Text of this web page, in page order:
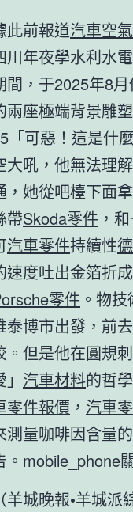
此前報道汽車空
川年夜學水利水
間，于2025年8
兩座極端背景雕
「可惡！這是什
大吼，他無法理
，她從吧檯下面
帶Skoda零件 ，
汽車零件持續性
速度吐出金箔折
零件 。物
泰博市出發，前
。但是他在圓規
汽車材料的哲
零件報價 ， 汽車
測量咖啡因含量
。mobile_phone
（羊城晚報•羊城派